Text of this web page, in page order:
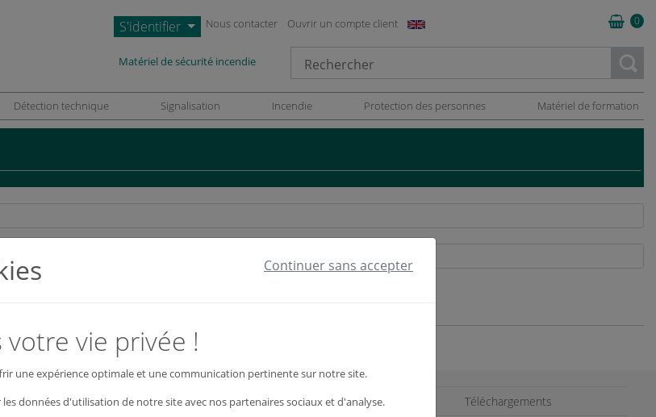
S'identifier Nous contacter Ouvrir un compte client 0
Matériel de sécurité incendie
Détection technique Signalisation Incendie Protection des personnes Matériel de formation
Informations générales Téléchargements
Continuer sans accepter
vie privée !
une expérience optimale et une communication pertinente sur notre site.
données d'utilisation de notre site avec nos partenaires sociaux et d'analyse.